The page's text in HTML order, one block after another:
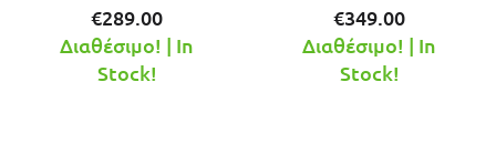
was:
€289.00
τρέχουσα
Διαθέσιμο! | In
Stock!
was:
€349.00
τρέχουσα
Διαθέσιμο! | In
Stock!